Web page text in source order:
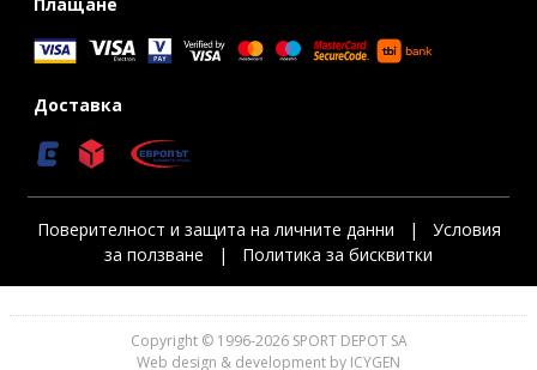
Доставка
Поверителност и защита на личните данни |
Условия
за ползване
| Политика за бисквитки
Copyright © 1996-2026 SPORT DEPOT SA
Web design & development by ICYGEN